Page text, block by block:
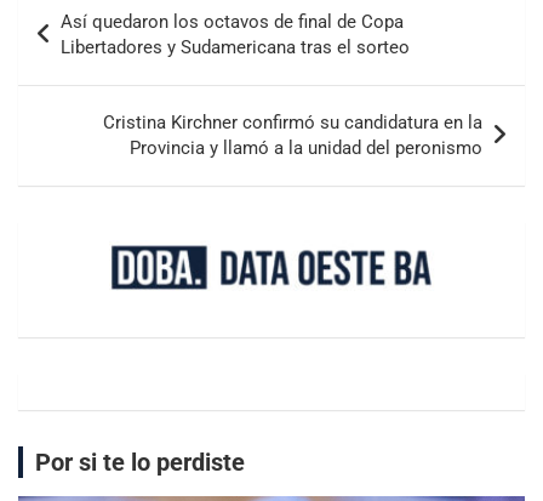
Así quedaron los octavos de final de Copa
Libertadores y Sudamericana tras el sorteo
Cristina Kirchner confirmó su candidatura en la
Provincia y llamó a la unidad del peronismo
Por si te lo perdiste